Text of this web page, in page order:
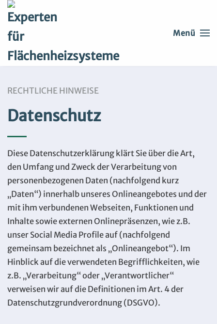
Menü
RECHTLICHE HINWEISE
Datenschutz
Diese Datenschutzerklärung klärt Sie über die Art,
den Umfang und Zweck der Verarbeitung von
personenbezogenen Daten (nachfolgend kurz
„Daten“) innerhalb unseres Onlineangebotes und der
mit ihm verbundenen Webseiten, Funktionen und
Inhalte sowie externen Onlinepräsenzen, wie z.B.
unser Social Media Profile auf (nachfolgend
gemeinsam bezeichnet als „Onlineangebot“). Im
Hinblick auf die verwendeten Begrifflichkeiten, wie
z.B. „Verarbeitung“ oder „Verantwortlicher“
verweisen wir auf die Definitionen im Art. 4 der
Datenschutzgrundverordnung (DSGVO).